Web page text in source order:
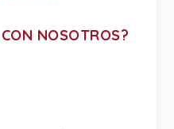
NOSOTROS?